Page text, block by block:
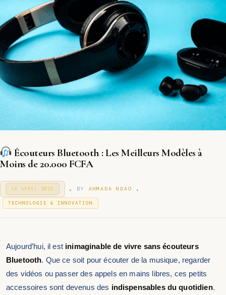
Écouteurs Bluetooth : Les Meilleurs Modèles à
Moins de 20.000 FCFA
P
O
S
N
18 APRIL 2025
1
D
B
R
0
2
. BY AHMADA NDAO .
TECHNOLOGIE & INNOVATION
Aujourd’hui, il est inimaginable de vivre sans écouteurs
Bluetooth. Que ce soit pour écouter de la musique, regarder
des vidéos ou passer des appels en mains libres, ces petits
accessoires sont devenus des indispensables du quotidien.